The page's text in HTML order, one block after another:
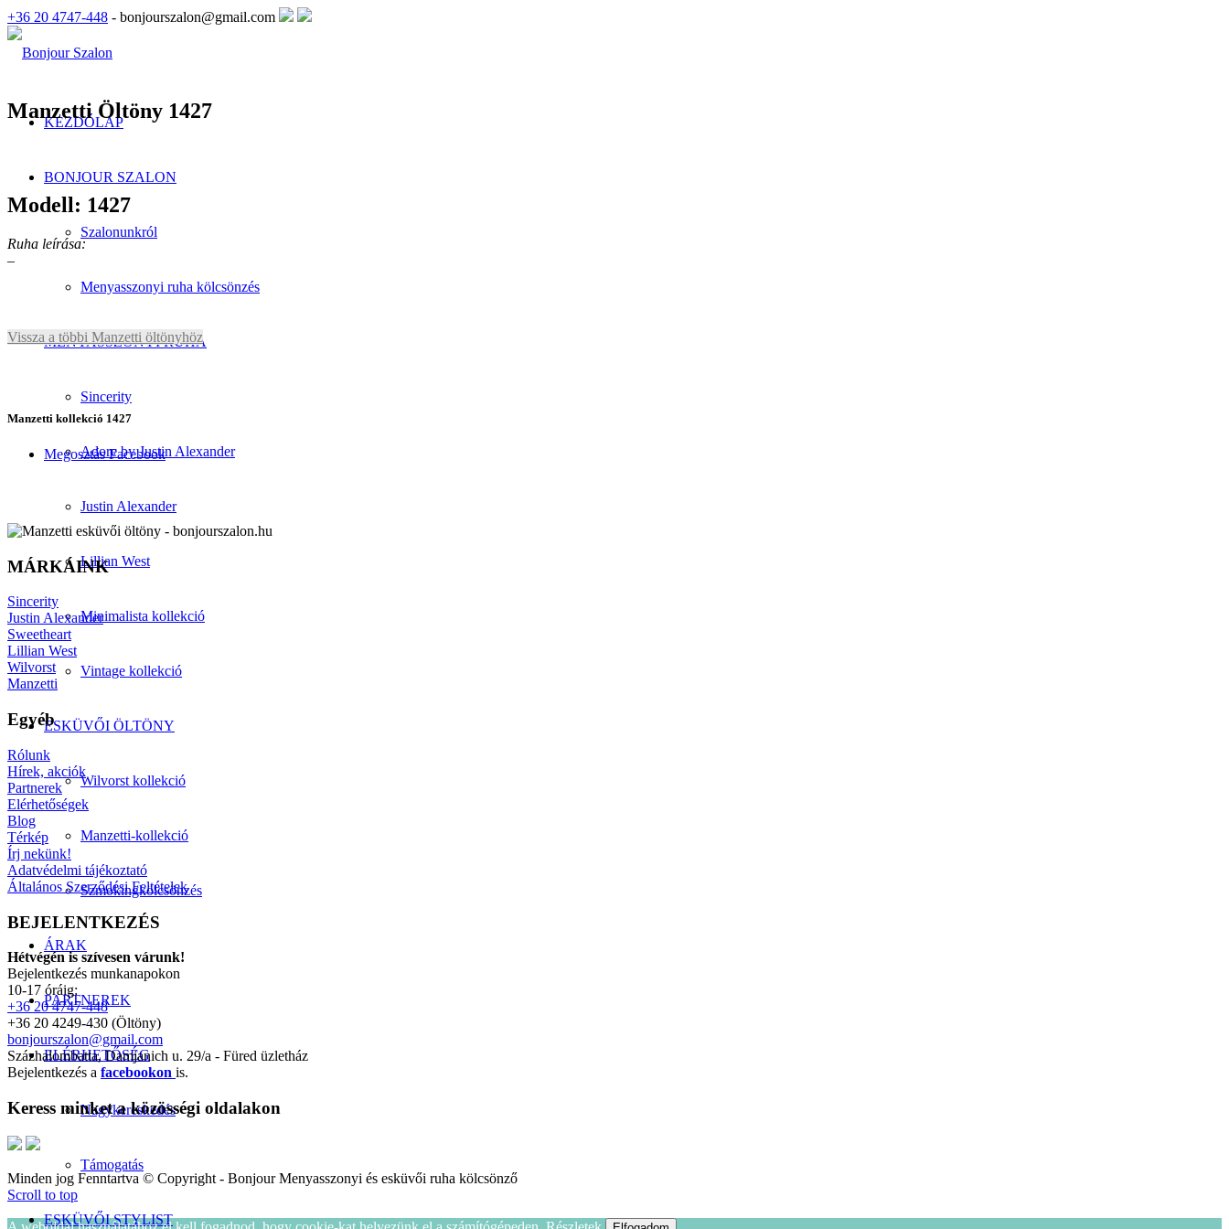
+36 20 4747-448 - bonjourszalon@gmail.com
KEZDŐLAP
BONJOUR SZALON
Szalonunkról
Menyasszonyi ruha kölcsönzés
MENYASSZONYI RUHA
Sincerity
Adore by Justin Alexander
Justin Alexander
Lillian West
Minimalista kollekció
Vintage kollekció
ESKÜVŐI ÖLTÖNY
Wilvorst kollekció
Manzetti-kollekció
Szmokingkölcsönzés
ÁRAK
PARTNEREK
ELÉRHETŐSÉG
Nagykereskedés
Támogatás
ESKÜVŐI STYLIST
Manzetti Öltöny 1427
Modell: 1427
Ruha leírása:
–
Vissza a többi Manzetti öltönyhöz
Manzetti kollekció 1427
Megosztás Facebook
MÁRKÁINK
Sincerity
Justin Alexander
Sweetheart
Lillian West
Wilvorst
Manzetti
Egyéb
Rólunk
Hírek, akciók
Partnerek
Elérhetőségek
Blog
Térkép
Írj nekünk!
Adatvédelmi tájékoztató
Általános Szerződési Feltételek
BEJELENTKEZÉS
Hétvégén is szívesen várunk!
Bejelentkezés munkanapokon
10-17 óráig:
+36 20 4747-448
+36 20 4249-430 (Öltöny)
bonjourszalon@gmail.com
Százhalombatta, Damjanich u. 29/a - Füred üzletház
Bejelentkezés a facebookon is.
Keress minket a közösségi oldalakon
Minden jog Fenntartva © Copyright - Bonjour Menyasszonyi és esküvői ruha kölcsönző
Scroll to top